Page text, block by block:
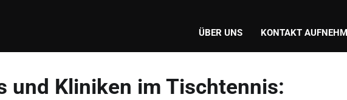
ÜBER UNS KONTAKT
und Kliniken im Tischtennis: